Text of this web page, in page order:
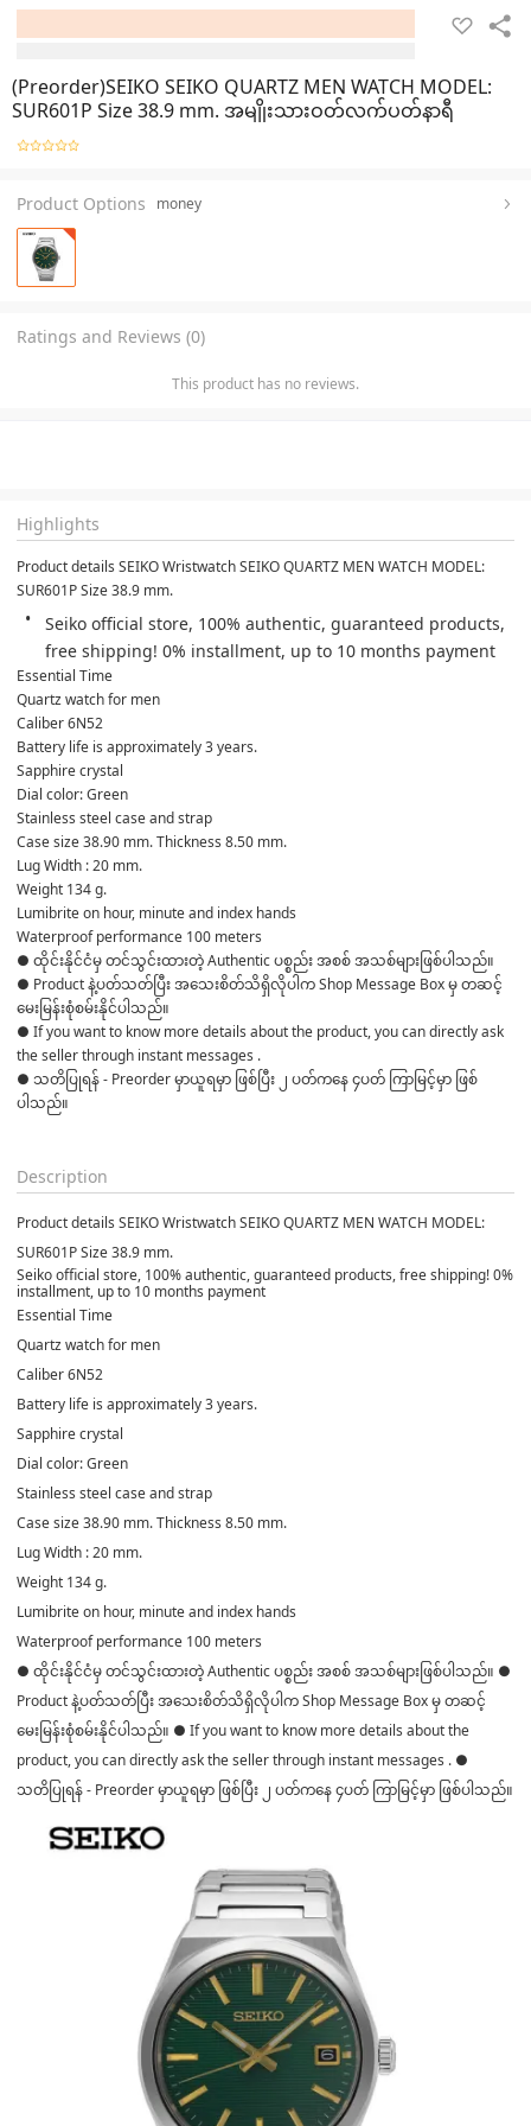
(Preorder)SEIKO SEIKO QUARTZ MEN WATCH MODEL:
SUR601P Size 38.9 mm. အမျိုးသားဝတ်လက်ပတ်နာရီ
Product Options money
Ratings and Reviews (0)
This product has no reviews.
Highlights
Product details SEIKO Wristwatch SEIKO QUARTZ MEN WATCH MODEL:
SUR601P Size 38.9 mm.
Seiko official store, 100% authentic, guaranteed products,
free shipping! 0% installment, up to 10 months payment
Essential Time
Quartz watch for men
Caliber 6N52
Battery life is approximately 3 years.
Sapphire crystal
Dial color: Green
Stainless steel case and strap
Case size 38.90 mm. Thickness 8.50 mm.
Lug Width : 20 mm.
Weight 134 g.
Lumibrite on hour, minute and index hands
Waterproof performance 100 meters
● ထိုင်းနိုင်ငံမှ တင်သွင်းထားတဲ့ Authentic ပစ္စည်း အစစ် အသစ်များဖြစ်ပါသည်။
● Product နဲ့ပတ်သတ်ပြီး အသေးစိတ်သိရှိလိုပါက Shop Message Box မှ တဆင့်
မေးမြန်းစုံစမ်းနိုင်ပါသည်။
● If you want to know more details about the product, you can directly ask
the seller through instant messages .
● သတိပြုရန် - Preorder မှာယူရမှာ ဖြစ်ပြီး ၂ ပတ်ကနေ ၄ပတ် ကြာမြင့်မှာ ဖြစ်
ပါသည်။
Description
Product details SEIKO Wristwatch SEIKO QUARTZ MEN WATCH MODEL:
SUR601P Size 38.9 mm.
Seiko official store, 100% authentic, guaranteed products, free shipping! 0%
installment, up to 10 months payment
Essential Time
Quartz watch for men
Caliber 6N52
Battery life is approximately 3 years.
Sapphire crystal
Dial color: Green
Stainless steel case and strap
Case size 38.90 mm. Thickness 8.50 mm.
Lug Width : 20 mm.
Weight 134 g.
Lumibrite on hour, minute and index hands
Waterproof performance 100 meters
● ထိုင်းနိုင်ငံမှ တင်သွင်းထားတဲ့ Authentic ပစ္စည်း အစစ် အသစ်များဖြစ်ပါသည်။ ●
Product နဲ့ပတ်သတ်ပြီး အသေးစိတ်သိရှိလိုပါက Shop Message Box မှ တဆင့်
မေးမြန်းစုံစမ်းနိုင်ပါသည်။ ● If you want to know more details about the
product, you can directly ask the seller through instant messages . ●
သတိပြုရန် - Preorder မှာယူရမှာ ဖြစ်ပြီး ၂ ပတ်ကနေ ၄ပတ် ကြာမြင့်မှာ ဖြစ်ပါသည်။